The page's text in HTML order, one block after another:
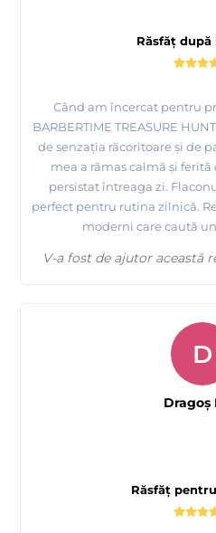
Răsfăț
Când am încercat pentru
BARBERTIME TREASURE
de senzația răcoritoare și de
mea a rămas calmă și
persistat întreaga zi.
perfect pentru rutina zilnică.
moderni care caută
V-a fost de ajutor această
Răsfăț
D
Dragoș